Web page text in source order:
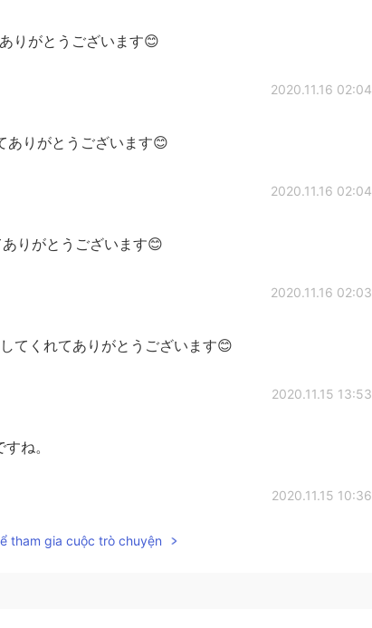
りがとうございます😊
2020.11.16 02:04
ありがとうございます😊
2020.11.16 02:04
りがとうございます😊
2020.11.16 02:03
てくれてありがとうございます😊
2020.11.15 13:53
ね。
2020.11.15 10:36
かったけど、椿屋珈琲へコーヒー
tham gia cuộc trò chuyện